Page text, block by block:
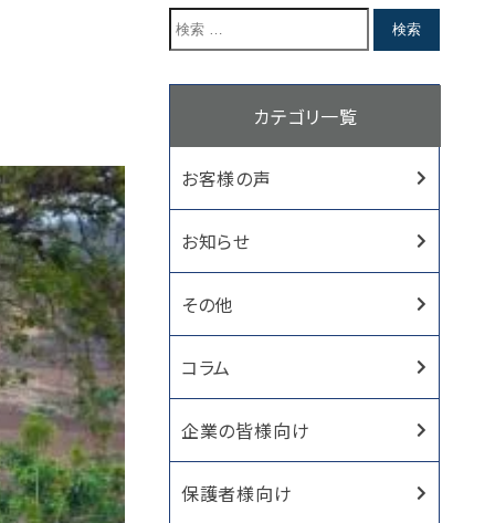
カテゴリ一覧
お客様の声
お知らせ
その他
コラム
企業の皆様向け
保護者様向け